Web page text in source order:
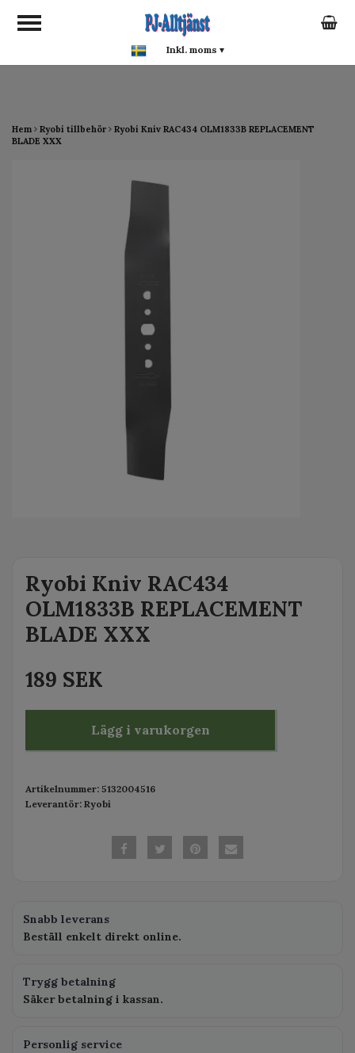
google-site-verification:
google0142a1f5f0015a93.html
Hem Ryobi tillbehör
Ryobi Kniv RAC434 OLM1833B REPLACEMENT
BLADE XXX
Ryobi Kniv RAC434
OLM1833B REPLACEMENT
BLADE XXX
189 SEK
Lägg i varukorgen
Artikelnummer: 5132004516
Leverantör: Ryobi
Snabb leverans
Beställ enkelt direkt online.
Trygg betalning
Säker betalning i kassan.
Personlig service
Inkl. moms ▾